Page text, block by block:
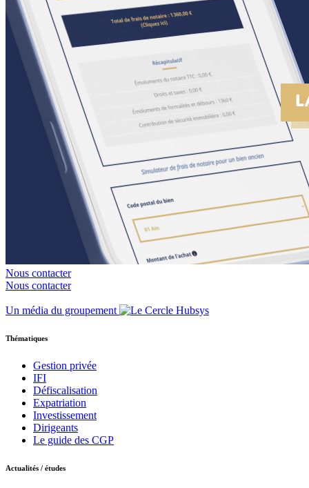
Nous contacter
Nous contacter
Un média du groupement
Thématiques
Gestion privée
IFI
Défiscalisation
Expatriation
Investissement
Dirigeants
Le guide des CGP
Actualités / études